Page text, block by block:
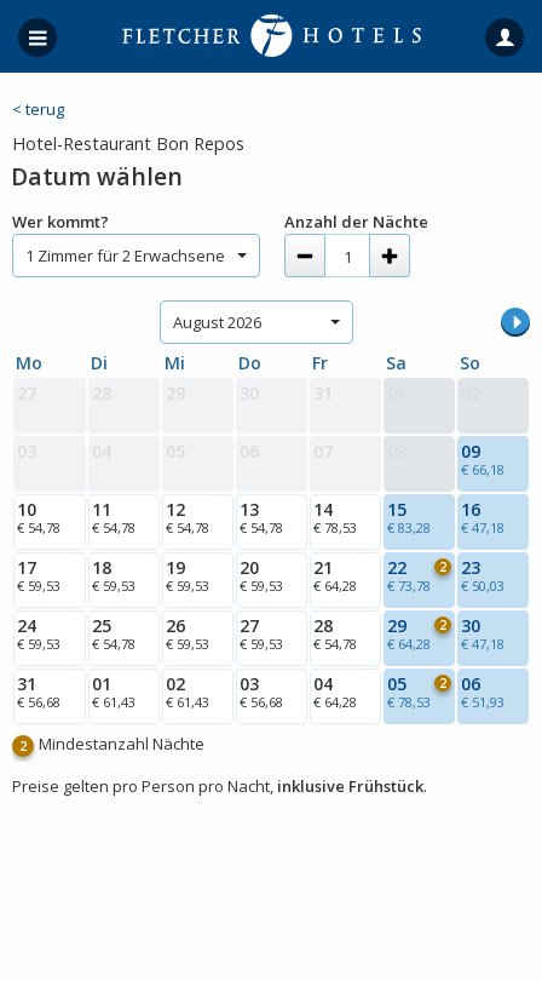
< terug
Hotel-Restaurant Bon Repos
Datum wählen
Wer kommt?
1 Zimmer für 2 Erwachsene
Anzahl der Nächte
August 2026
Mo Di Mi Do Fr Sa
So
09
€ 66,18
10
€ 54,78
11
€ 54,78
12
€ 54,78
13
€ 54,78
14
€ 78,53
15
€ 83,28
16
€ 47,18
17
€ 59,53
18
€ 59,53
19
€ 59,53
20
€ 59,53
21
€ 64,28
22
€ 73,78
2 23
€ 50,03
24
€ 59,53
25
€ 54,78
26
€ 59,53
27
€ 59,53
28
€ 54,78
29
€ 64,28
2 30
€ 47,18
31
€ 56,68
01
€ 61,43
02
€ 61,43
03
€ 56,68
04
€ 64,28
05
€ 78,53
2 06
€ 51,93
2
Mindestanzahl Nächte
Preise gelten pro Person pro Nacht, inklusive Frühstück.